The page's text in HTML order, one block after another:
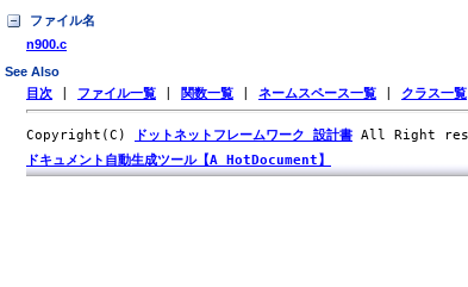
ファイル名
n900.c
See Also
目次 ファイル一覧 関数一覧 ネームスペース一覧 クラス一覧
Copyright(C) ドットネットフレームワーク 設計書 All Right
ドキュメント自動生成ツール【A HotDocument】